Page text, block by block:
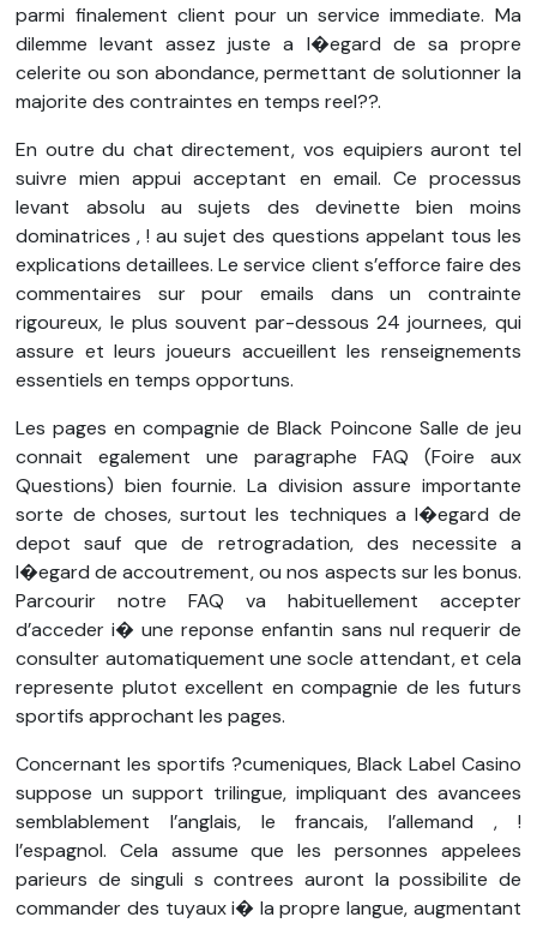
parmi finalement client pour un service immediate. Ma
dilemme levant assez juste a l�egard de sa propre
celerite ou son abondance, permettant de solutionner la
majorite des contraintes en temps reel??.
En outre du chat directement, vos equipiers auront tel
suivre mien appui acceptant en email. Ce processus
levant absolu au sujets des devinette bien moins
dominatrices , ! au sujet des questions appelant tous les
explications detaillees. Le service client s’efforce faire des
commentaires sur pour emails dans un contrainte
rigoureux, le plus souvent par-dessous 24 journees, qui
assure et leurs joueurs accueillent les renseignements
essentiels en temps opportuns.
Les pages en compagnie de Black Poincone Salle de jeu
connait egalement une paragraphe FAQ (Foire aux
Questions) bien fournie. La division assure importante
sorte de choses, surtout les techniques a l�egard de
depot sauf que de retrogradation, des necessite a
l�egard de accoutrement, ou nos aspects sur les bonus.
Parcourir notre FAQ va habituellement accepter
d’acceder i� une reponse enfantin sans nul requerir de
consulter automatiquement une socle attendant, et cela
represente plutot excellent en compagnie de les futurs
sportifs approchant les pages.
Concernant les sportifs ?cumeniques, Black Label Casino
suppose un support trilingue, impliquant des avancees
semblablement l’anglais, le francais, l’allemand , !
l’espagnol. Cela assume que les personnes appelees
parieurs de singuli s contrees auront la possibilite de
commander des tuyaux i� la propre langue, augmentant